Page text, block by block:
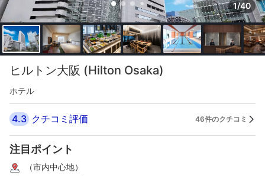
1/40
ヒルトン大阪 (Hilton Osaka)
ホテル
4.3 クチコミ評価 46件のクチコミ
注目ポイント
（市内中心地）